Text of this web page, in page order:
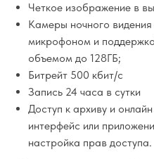
Четкое изображение в
Камеры ночного видения
микрофоном и
объемом до 128ГБ;
Битрейт 500 кбит/с
Запись 24 часа в сутки
Доступ к архиву и
интерфейс или
настройка прав доступа.